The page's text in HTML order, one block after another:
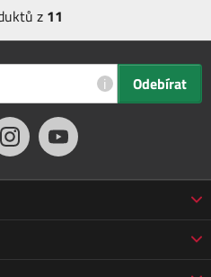
z 11
i Odebírat